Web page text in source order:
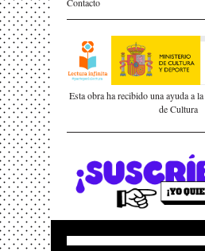
Esta obra ha recibido una ayuda a
de Cultura